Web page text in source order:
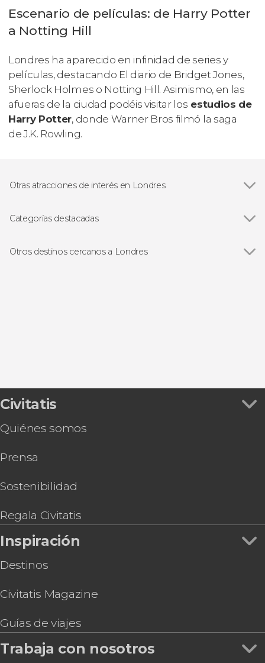
Escenario de películas: de Harry Potter
a Notting Hill
Londres ha aparecido en infinidad de series y
películas, destacando El diario de Bridget Jones,
Sherlock Holmes o Notting Hill . Asimismo, en las
afueras de la ciudad podéis visitar los estudios de
Harry Potter, donde Warner Bros filmó la saga
de J.K. Rowling.
Otras atracciones de interés en Londres
Big Ben
Palacio de Buckingham
Categorías destacadas
Free tours en Londres
Otros destinos cercanos a Londres
Civitatis
Quiénes somos
Prensa
Sostenibilidad
Regala Civitatis
Inspiración
Destinos
Civitatis Magazine
Guías de viajes
Trabaja con nosotros